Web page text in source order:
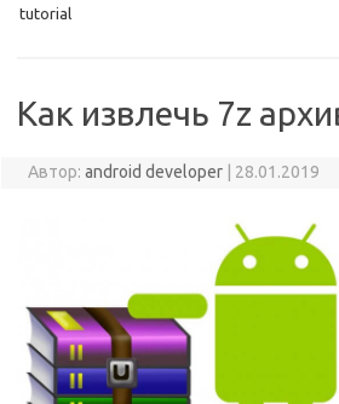
tutorial
Как извлечь 7z
Автор: android developer 28.01.2019